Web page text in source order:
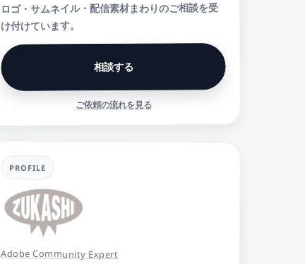
ロゴ・サムネイル・配信素材まわりのご相談を受
け付けています。
相談する
ご依頼の流れを見る
PROFILE
Adobe Community Expert